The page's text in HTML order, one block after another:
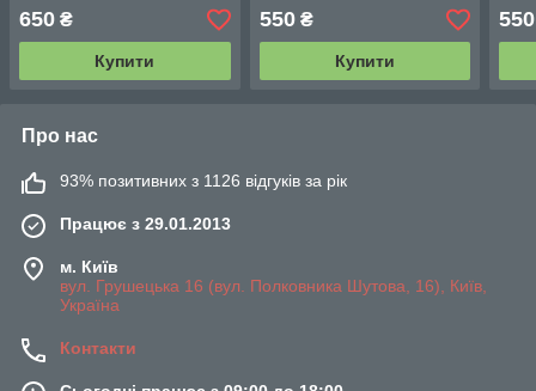
650 ₴
Купити
550₴
Купити
550
Про нас
93% позитивних з 1126 відгуків за рік
Працює з 29.01.2013
м. Київ
вул. Грушецька 16 (вул. Полковника Шутова, 16), Київ,
Україна
Контакти